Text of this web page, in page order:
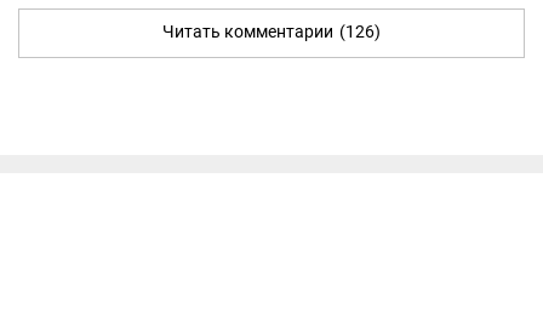
Читать комментарии (126)